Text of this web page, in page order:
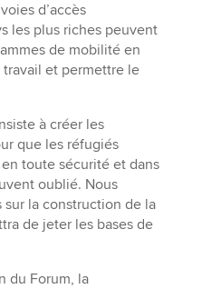
d’accès
les plus riches peuvent
de mobilité en
et permettre le
à créer les
que les réfugiés
toute sécurité et dans
oublié. Nous
sur la construction de la
de jeter les bases de
du Forum, la